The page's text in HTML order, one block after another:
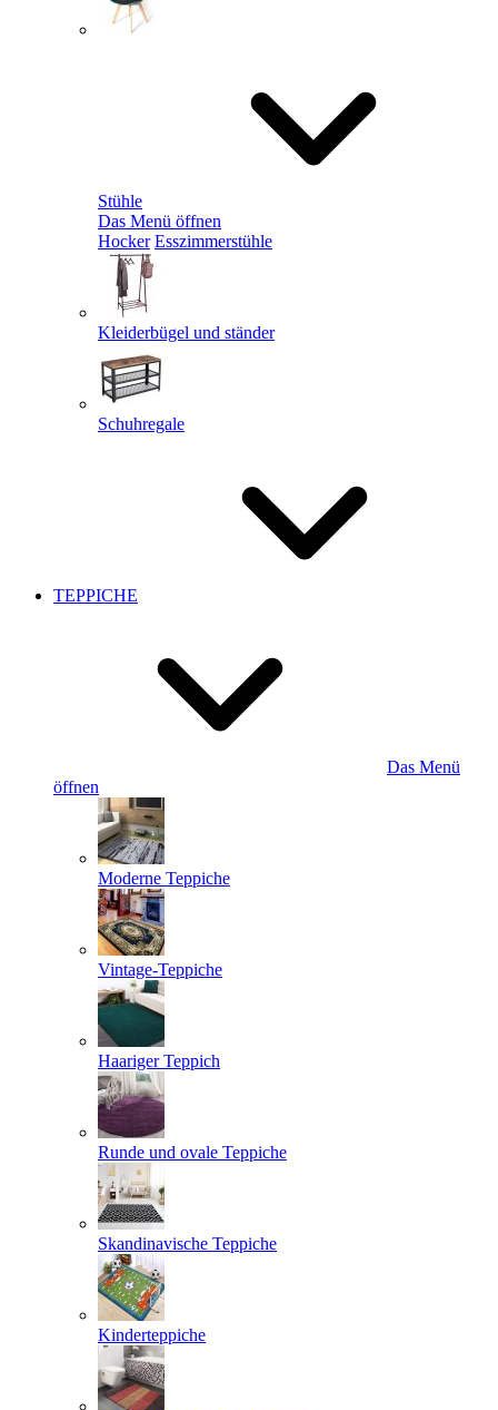
Stühle
Das Menü öffnen
Hocker Esszimmerstühle
Kleiderbügel und ständer
Schuhregale
TEPPICHE
Das Menü
öffnen
Moderne Teppiche
Vintage-Teppiche
Haariger Teppich
Runde und ovale Teppiche
Skandinavische Teppiche
Kinderteppiche